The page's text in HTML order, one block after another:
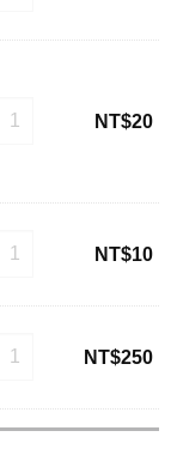
加購-盤叉(一組五入) 數
NT$20
加購-保冷劑 數量
NT$10
加購-保冷袋 數量
NT$250